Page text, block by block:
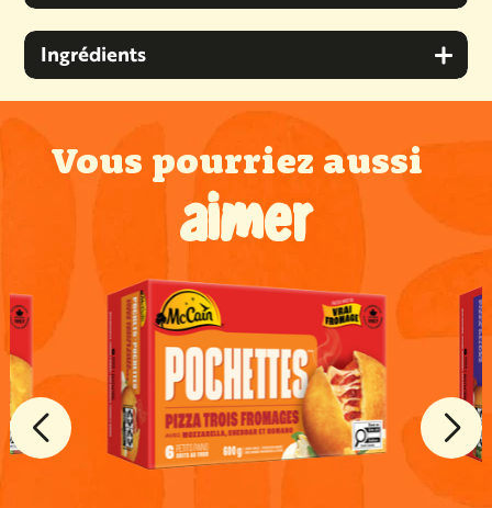
Ingrédients
Vous pourriez aussi
aimer